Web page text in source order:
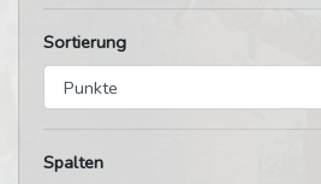
Sortierung
Spalten